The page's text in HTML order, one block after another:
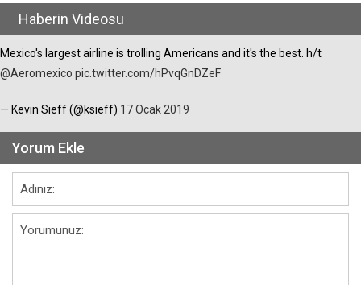
Haberin Videosu
Mexico's largest airline is trolling Americans and it's the best. h/t
@Aeromexico pic.twitter.com/hPvqGnDZeF
— Kevin Sieff (@ksieff) 17 Ocak 2019
Yorum Ekle